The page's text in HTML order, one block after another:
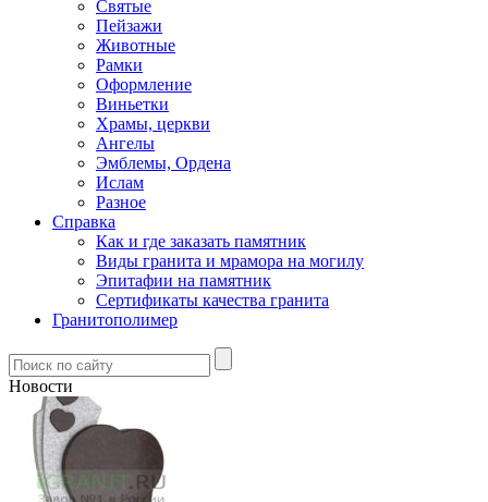
Святые
Пейзажи
Животные
Рамки
Оформление
Виньетки
Храмы, церкви
Ангелы
Эмблемы, Ордена
Ислам
Разное
Справка
Как и где заказать памятник
Виды гранита и мрамора на могилу
Эпитафии на памятник
Сертификаты качества гранита
Гранитополимер
Новости